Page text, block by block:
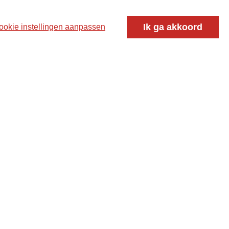
instellingen aanpassen Ik ga akkoord